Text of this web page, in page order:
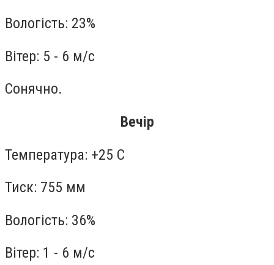
Вологість: 23%
Вітер: 5 - 6 м/с
Сонячно.
Вечір
Температура: +25 С
Тиск: 755 мм
Вологість: 36%
Вітер: 1 - 6 м/с